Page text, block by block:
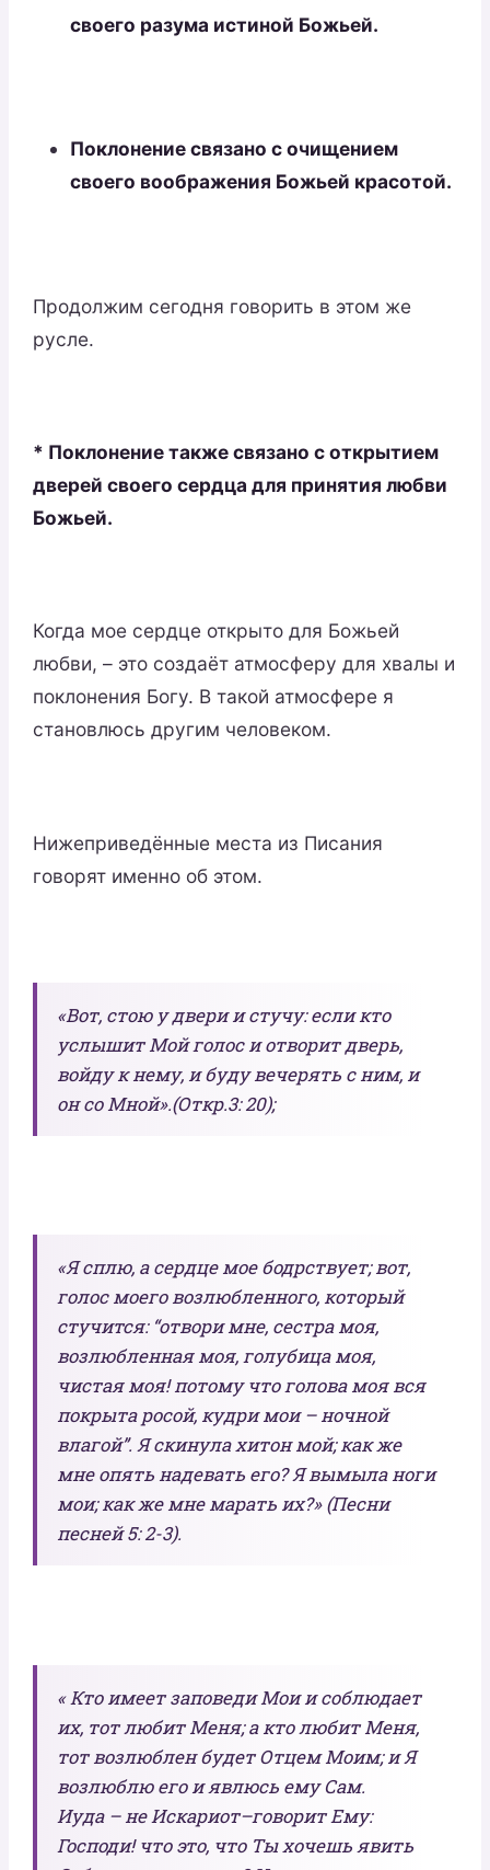
своего разума истиной Божьей.
Поклонение связано с очищением
своего воображения Божьей красотой.
Продолжим сегодня говорить в этом же
русле.
* Поклонение также связано с открытием
дверей своего сердца для принятия любви
Божьей.
Когда мое сердце открыто для Божьей
любви, – это создаёт атмосферу для хвалы и
поклонения Богу. В такой атмосфере я
становлюсь другим человеком.
Нижеприведённые места из Писания
говорят именно об этом.
«Вот, стою у двери и стучу: если кто
услышит Мой голос и отворит дверь,
войду к нему, и буду вечерять с ним, и
он со Мной».(Откр.3: 20);
«Я сплю, а сердце мое бодрствует; вот,
голос моего возлюбленного, который
стучится: “отвори мне, сестра моя,
возлюбленная моя, голубица моя,
чистая моя! потому что голова моя вся
покрыта росой, кудри мои – ночной
влагой”. Я скинула хитон мой; как же
мне опять надевать его? Я вымыла ноги
мои; как же мне марать их?» (Песни
песней 5: 2-3).
« Кто имеет заповеди Мои и соблюдает
их, тот любит Меня; а кто любит Меня,
тот возлюблен будет Отцем Моим; и Я
возлюблю его и явлюсь ему Сам.
Иуда – не Искариот–говорит Ему:
Господи! что это, что Ты хочешь явить